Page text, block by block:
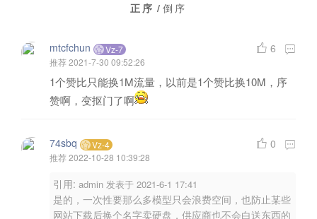
正序 / 倒序
mtcfchun Vz-7 6
推荐2021-7-30 09:52:26
1个赞比只能换1M流量，以前是1个赞比换10M，序
赞啊，变抠门了啊
74sbq Vz-4 0
推荐2022-10-28 10:39:28
引用: admin 发表于 2021-6-1 17:41
是的，一次性要那么多模型只会浪费空间，也防止某些
网站下载后换个名字卖硬盘，供应商也不会白送东西的